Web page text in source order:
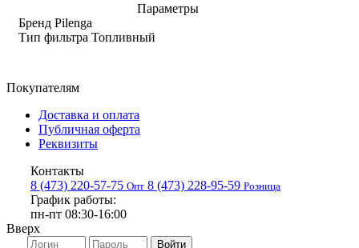
Параметры
Бренд Pilenga
Тип фильтра Топливный
Покупателям
Доставка и оплата
Публичная оферта
Реквизиты
Контакты
8 (473) 220-57-75 Опт 8 (473) 228-95-59 Розница
График работы:
пн-пт 08:30-16:00
Вверх
Войти